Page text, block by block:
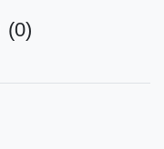
(0)